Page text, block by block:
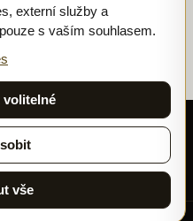
PPL
Karlova 150/42, 110 00 Praha,
externí služby a
s vaším souhlasem.
vše